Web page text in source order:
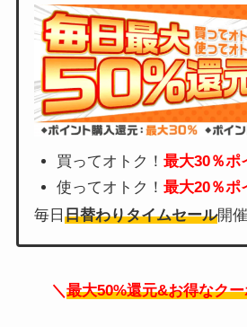
買ってオトク！最大30％ポ
使ってオトク！最大20％ポ
毎日 日替わりタイムセール開催
＼最大50%還元&お得なク